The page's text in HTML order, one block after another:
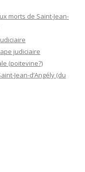
morts de Saint-Jean-
judiciaire
(poitevine?)
Jean-d’Angély (du